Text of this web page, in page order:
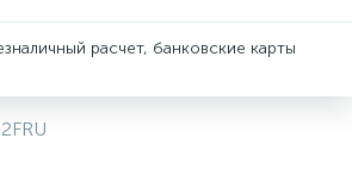
расчет, банковские карты